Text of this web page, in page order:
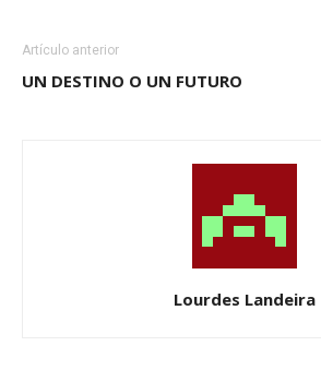
Artículo anterior
UN DESTINO O UN FUTURO
Lourdes Landeira